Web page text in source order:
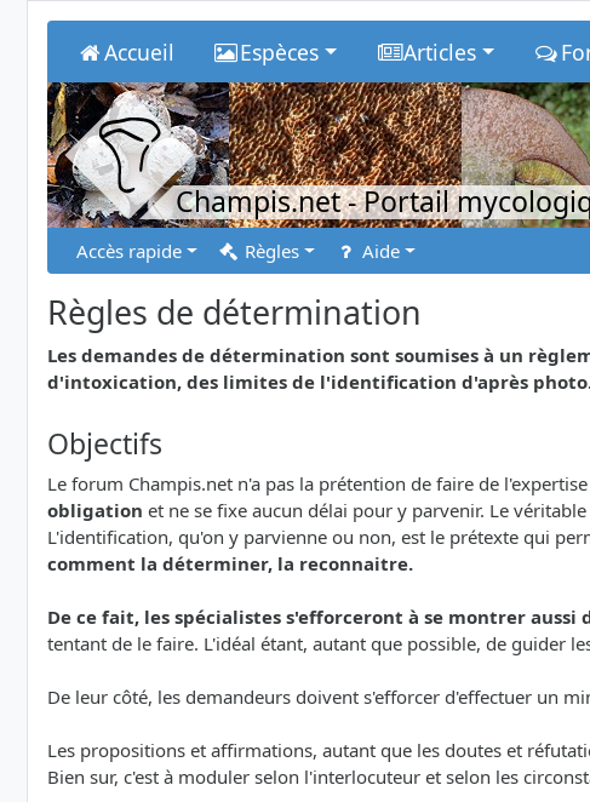
Accueil Espèces Articles
Champis.net- Portail
Accès rapide Règles Aide
Règles de détermination
Les demandes de détermination sont soumises à un
d'intoxication, des limites de l'identification d'après
Objectifs
Le forum Champis.net n'a pas la prétention de faire de
obligation et ne se fixe aucun délai pour y parvenir. Le
L'identification, qu'on y parvienne ou non, est le prétexte qui
comment la déterminer, la reconnaitre.
De ce fait, les spécialistes s'efforceront à se montrer aussi
tentant de le faire. L'idéal étant, autant que possible, de guider
De leur côté, les demandeurs doivent s'efforcer d'effectuer un
Les propositions et affirmations, autant que les doutes et
Bien sur, c'est à moduler selon l'interlocuteur et selon les